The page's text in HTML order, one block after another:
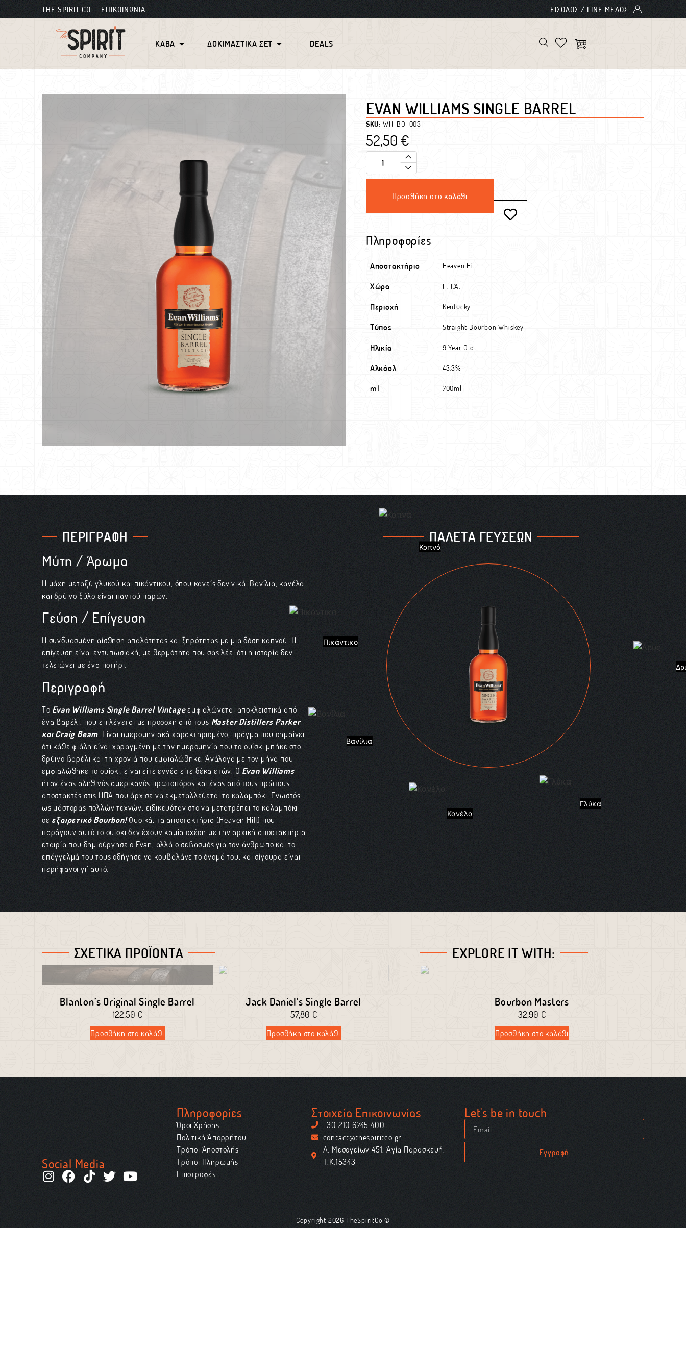
THE SPIRIT CO ΕΠΙΚΟΙΝΩΝΙΑ
ΚΑΒΑ ΔΟΚΙΜΑΣΤΙΚΑ ΣΕΤ DEALS
EVAN WILLIAMS SINGLE BARREL
SKU: WH-BO-003
52,50 €
Προσθήκη στο καλάθι
Πληροφορίες
Αποστακτήριο Heaven Hill
Χώρα Η.Π.Α.
Περιοχή Kentucky
Τύπος Straight Bourbon Whiskey
Ηλικία 9 Year Old
Αλκόολ 43.3%
ml 700ml
ΠΕΡΙΓΡΑΦΗ
Μύτη / Άρωμα
Η μάχη μεταξύ γλυκού και πικάντικου, όπου κανείς δεν νικά. Βανίλια, κανέλα
και δρύινο ξύλο είναι παντού παρών.
Γεύση / Επίγευση
Η συνδυασμένη αίσθηση απαλότητας και ξηρότητας με μια δόση καπνού. Η
επίγευση είναι εντυπωσιακή, με θερμότητα που σας λέει ότι η ιστορία δεν
τελειώνει με ένα ποτήρι.
Περιγραφή
Το Evan Williams Single Barrel Vintageεμφιαλώνεται αποκλειστικά από
ένα βαρέλι, που επιλέγεται με προσοχή από τους Master Distillers Parker
και Craig Beam . Είναι ημερομηνιακά χαρακτηρισμένο, πράγμα που σημαίνει
ότι κάθε φιάλη είναι χαραγμένη με την ημερομηνία που το ουίσκι μπήκε στο
δρύινο βαρέλι και τη χρονιά που εμφιαλώθηκε. Ανάλογα με τον μήνα που
εμφιαλώθηκε το ουίσκι, είναι είτε εννέα είτε δέκα ετών. Ο Evan Williams
ήταν ένας αληθινός αμερικανός πρωτοπόρος και ένας από τους πρώτους
αποστακτές στις ΗΠΑ που άρχισε να εκμεταλλεύεται το καλαμπόκι. Γνωστός
ως μάστορας πολλών τεχνών, ειδικευόταν στο να μετατρέπει το καλαμπόκι
σε εξαιρετικό Bourbon!Φυσικά, τα αποστακτήρια (Heaven Hill) που
παράγουν αυτό το ουίσκι δεν έχουν καμία σχέση με την αρχική αποστακτήρια
εταιρία που δημιούργησε ο Evan, αλλά ο σεβασμός για τον άνθρωπο και το
επάγγελμά του τους οδήγησε να κουβαλάνε το όνομά του, και σίγουρα είναι
περήφανοι γι’ αυτό.
ΠΑΛΕΤΑ ΓΕΥΣΕΩΝ
Γλύκα
Κανέλα
Βανίλια
Πικάντικο
Καπνά
ΣΧΕΤΙΚΑ ΠΡΟΪΟΝΤΑ
Blanton’s Original Single Barrel
122,50 €
Προσθήκη στο καλάθι
Jack Daniel’s Single Barrel
57,80 €
Προσθήκη στο καλάθι
EXPLORE IT WITH:
Bourbon Masters
32,90 €
Προσθήκη στο καλάθι
Social Media
Πληροφορίες
Όροι Χρήσης
Πολιτική Απορρήτου
Τρόποι Αποστολής
Τρόποι Πληρωμής
Επιστροφές
Στοιχεία Επικοινωνίας
+30 210 6745 400
contact@thespiritco.gr
Λ. Μεσογείων 451, Αγία Παρασκευή,
Τ.Κ.15343
Let's be in touch
Εγγραφή
Copyright 2026 TheSpiritCo ©